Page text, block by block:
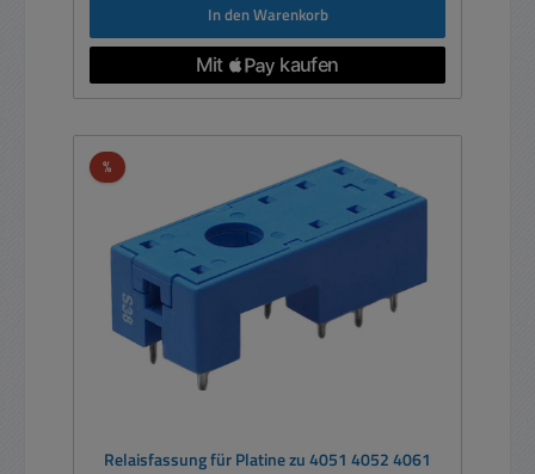
In den Warenkorb
%Rabatt
Relaisfassung für Platine zu 4051 4052 4061